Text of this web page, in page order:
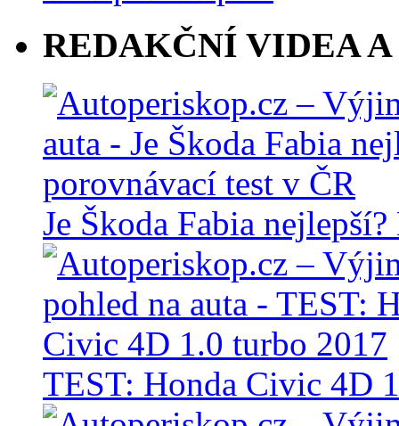
REDAKČNÍ VIDEA A
Je Škoda Fabia
TEST: Honda Civic 4D